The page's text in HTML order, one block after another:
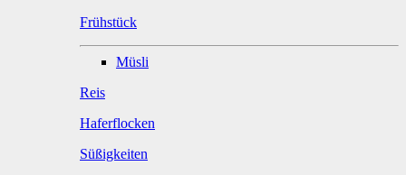
Frühstück
Müsli
Reis
Haferflocken
Süßigkeiten